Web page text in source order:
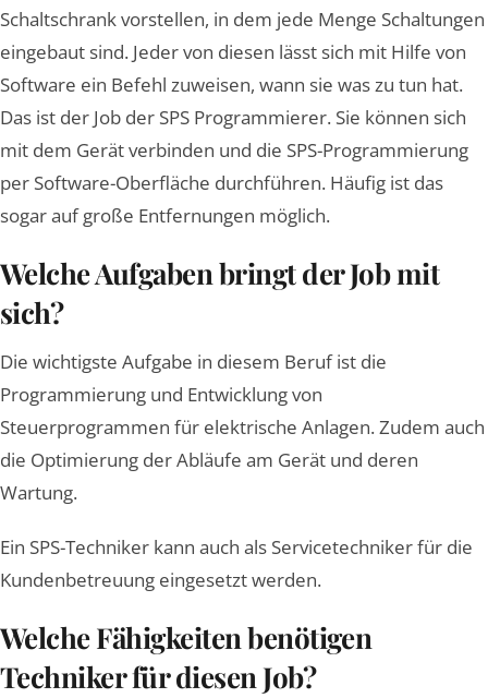
Schaltschrank vorstellen, in dem jede Menge Schaltungen
eingebaut sind. Jeder von diesen lässt sich mit Hilfe von
Software ein Befehl zuweisen, wann sie was zu tun hat.
Das ist der Job der SPS Programmierer. Sie können sich
mit dem Gerät verbinden und die SPS-Programmierung
per Software-Oberfläche durchführen. Häufig ist das
sogar auf große Entfernungen möglich.
Welche Aufgaben bringt der Job mit
sich?
Die wichtigste Aufgabe in diesem Beruf ist die
Programmierung und Entwicklung von
Steuerprogrammen für elektrische Anlagen. Zudem auch
die Optimierung der Abläufe am Gerät und deren
Wartung.
Ein SPS-Techniker kann auch als Servicetechniker für die
Kundenbetreuung eingesetzt werden.
Welche Fähigkeiten benötigen
Techniker für diesen Job?